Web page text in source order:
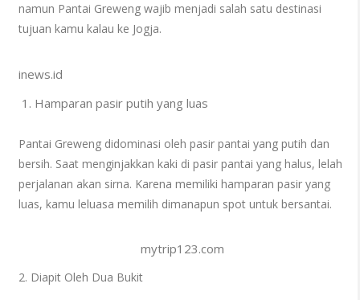
namun Pantai Greweng wajib menjadi salah satu destinasi
tujuan kamu kalau ke Jogja.
inews.id
Hamparan pasir putih yang luas
Pantai Greweng didominasi oleh pasir pantai yang putih dan
bersih. Saat menginjakkan kaki di pasir pantai yang halus, lelah
perjalanan akan sirna. Karena memiliki hamparan pasir yang
luas, kamu leluasa memilih dimanapun spot untuk bersantai.
mytrip123.com
2. Diapit Oleh Dua Bukit